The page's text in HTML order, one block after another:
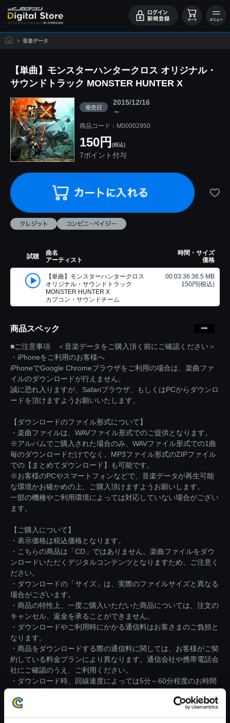
> 音楽データ
【単曲】モンスターハンタークロス オリジナル・
サウンドトラック MONSTER HUNTER X
発売日
2015/12/16
～
商品コード：M00002950
150円 (税込)
7ポイント付与
試聴
曲名
アーティスト
時間・サイズ
価格
【単曲】モンスターハンタークロス
オリジナル・サウンドトラック
MONSTER HUNTER X
カプコン・サウンドチーム
00:03:36 36.5 MB
150円(税込)
商品スペック
■ご注意事項 ＜音楽データをご購入頂く前にご確認ください＞
・iPhoneをご利用のお客様へ
iPhoneでGoogle Chromeブラウザをご利用の場合は、楽曲ファ
イルのダウンロードが行えません。
誠に恐れ入りますが、Safariブラウザ、もしくはPCからダウンロ
ードを頂けますようお願いいたします。
【ダウンロードのファイル形式について】
・楽曲ファイルは、WAVファイル形式でのご提供となります。
※アルバムでご購入された場合のみ、WAVファイル形式での1曲
毎のダウンロードだけでなく、MP3ファイル形式のZIPファイル
での【まとめてダウンロード】も可能です。
※お客様のPCやスマートフォンなどで、音楽データが再生可能
な環境かお確かめの上、ご購入頂けますようお願いします。
一部の機種やご利用環境によっては対応していない場合がござい
ます。
【ご購入について】
・表示価格は税込価格となります。
・こちらの商品は「CD」ではありません。楽曲ファイルをダウ
ンロードいただくデジタルコンテンツとなりますため、ご注意く
ださい。
・ダウンロードの「サイズ」は、実際のファイルサイズと異なる
場合がございます。
・商品の特性上、一度ご購入いただいた商品については、注文の
キャンセル、返金を承ることができません。
・ダウンロードやご利用時にかかる通信料はお客さまのご負担と
なります。
・商品をダウンロードする際の通信料に関しては、お客様がご契
約している料金プランにより異なります。通信会社や携帯電話会
社にご確認のうえ、ご利用ください。
・ダウンロード時、回線速度によっては5分～60分程度のお時間
※ご購入いただいたファイルのダウンロードの際には、通信環境